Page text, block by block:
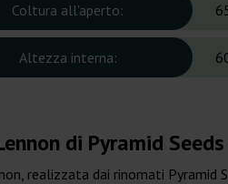
Coltura all'aperto:
Altezza interna:
di Pyramid
realizzata dai rinomati Pyramid